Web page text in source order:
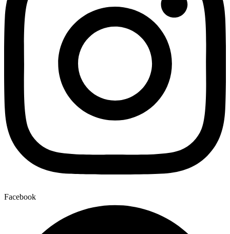
Facebook